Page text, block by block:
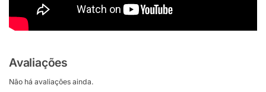
Avaliações
Não há avaliações ainda.